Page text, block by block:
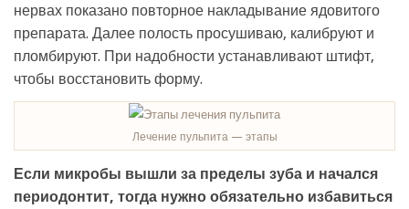
нервах показано повторное накладывание ядовитого
препарата. Далее полость просушиваю, калибруют и
пломбируют. При надобности устанавливают штифт,
чтобы восстановить форму.
Лечение пульпита — этапы
Если микробы вышли за пределы зуба и начался
периодонтит, тогда нужно обязательно избавиться